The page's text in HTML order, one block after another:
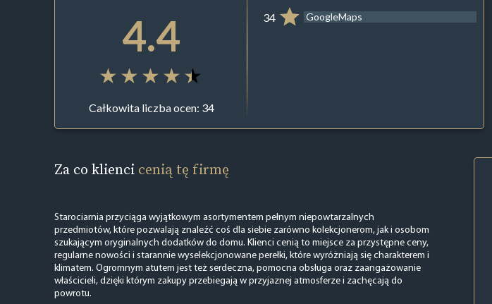
4.4
Całkowita liczba ocen: 34
34 GoogleMaps
Za co klienci cenią tę firmę
Starociarnia przyciąga wyjątkowym asortymentem pełnym niepowtarzalnych
przedmiotów, które pozwalają znaleźć coś dla siebie zarówno kolekcjonerom, jak i osobom
szukającym oryginalnych dodatków do domu. Klienci cenią to miejsce za przystępne ceny,
regularne nowości i starannie wyselekcjonowane perełki, które wyróżniają się charakterem i
klimatem. Ogromnym atutem jest też serdeczna, pomocna obsługa oraz zaangażowanie
właścicieli, dzięki którym zakupy przebiegają w przyjaznej atmosferze i zachęcają do
powrotu.